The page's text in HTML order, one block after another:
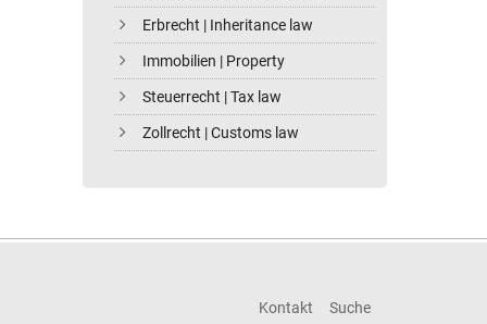
Erbrecht | Inheritance law
Immobilien | Property
Steuerrecht | Tax law
Zollrecht | Customs law
Kontakt Suche